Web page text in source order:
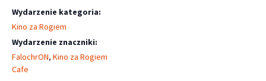
Wydarzenie kategoria:
Kino za Rogiem
Wydarzenie znaczniki:
FalochrON, Kino za Rogiem
Cafe